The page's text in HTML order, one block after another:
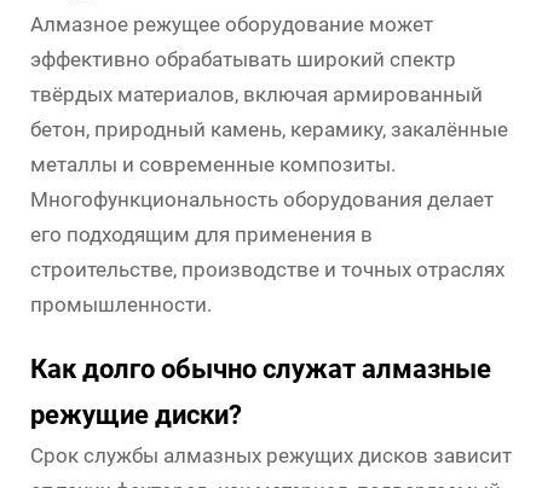
Алмазное режущее оборудование может
эффективно обрабатывать широкий спектр
твёрдых материалов, включая армированный
бетон, природный камень, керамику, закалённые
металлы и современные композиты.
Многофункциональность оборудования делает
его подходящим для применения в
строительстве, производстве и точных отраслях
промышленности.
Как долго обычно служат алмазные
режущие диски?
Срок службы алмазных режущих дисков зависит